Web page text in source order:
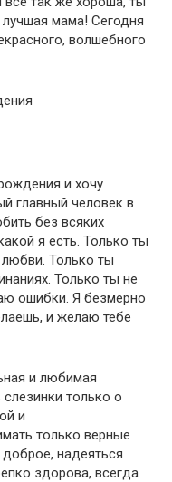
мама! Сегодня
волшебного
и хочу
главный человек в
без всяких
я есть. Только ты
Только ты
Только ты не
ошибки. Я безмерно
и желаю тебе
и любимая
только о
и
только верные
надеяться
здорова, всегда